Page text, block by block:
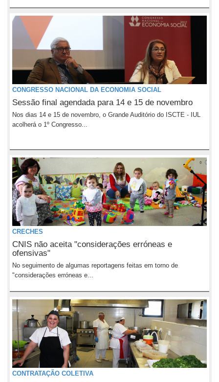
CONGRESSO NACIONAL DA ECONOMIA SOCIAL
Sessão final agendada para 14 e 15 de novembro
Nos dias 14 e 15 de novembro, o Grande Auditório do ISCTE - IUL
acolherá o 1º Congresso...
CRECHES
CNIS não aceita "considerações erróneas e
ofensivas"
No seguimento de algumas reportagens feitas em torno de
"considerações erróneas e...
CONTRATAÇÃO COLETIVA